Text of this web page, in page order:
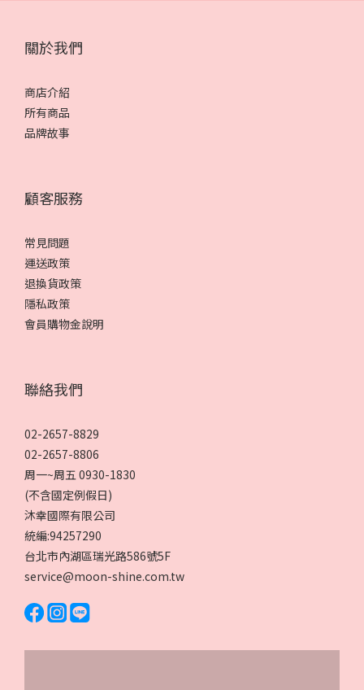
關於我們
商店介紹
所有商品
品牌故事
顧客服務
常見問題
運送政策
退換貨政策
隱私政策
會員購物金說明
聯絡我們
02-2657-8829
02-2657-8806
周一~周五 0930-1830
(不含國定例假日)
沐幸國際有限公司
統編:94257290
台北市內湖區瑞光路586號5F
service@moon-shine.com.tw